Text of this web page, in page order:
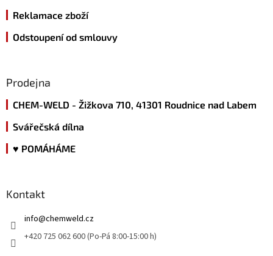
Reklamace zboží
Odstoupení od smlouvy
Prodejna
CHEM-WELD - Žižkova 710, 41301 Roudnice nad Labem
Svářečská dílna
♥ POMÁHÁME
Kontakt
info@chemweld.cz
+420 725 062 600 (Po-Pá 8:00-15:00 h)